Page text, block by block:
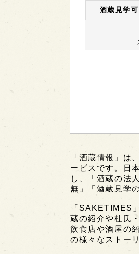
酒蔵見学
「酒蔵情報」は
ービスです。日
し、「酒蔵の法
無」「酒蔵見学
「SAKETIMES
蔵の紹介や杜氏
飲食店や酒屋の
の様々なストー